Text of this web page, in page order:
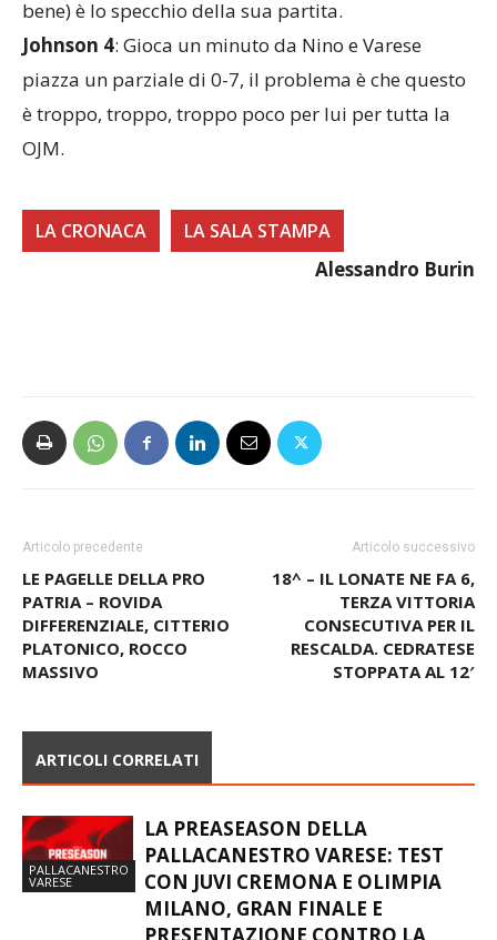
bene) è lo specchio della sua partita.
Johnson 4: Gioca un minuto da Nino e Varese
piazza un parziale di 0-7, il problema è che questo
è troppo, troppo, troppo poco per lui per tutta la
OJM.
LA CRONACA LA SALA STAMPA
Alessandro Burin
Articolo precedente
LE PAGELLE DELLA PRO
PATRIA – ROVIDA
DIFFERENZIALE, CITTERIO
PLATONICO, ROCCO
MASSIVO
Articolo successivo
18^ – IL LONATE NE FA 6,
TERZA VITTORIA
CONSECUTIVA PER IL
RESCALDA. CEDRATESE
STOPPATA AL 12′
ARTICOLI CORRELATI
PALLACANESTRO
VARESE
LA PREASEASON DELLA
PALLACANESTRO VARESE: TEST
CON JUVI CREMONA E OLIMPIA
MILANO, GRAN FINALE E